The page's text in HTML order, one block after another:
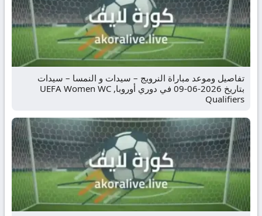
تفاصيل وموعد مباراة النرويج – سيدات و النمسا – سيدات
بتاريخ 2026-06-09 في دوري أوروبا, UEFA Women WC
Qualifiers